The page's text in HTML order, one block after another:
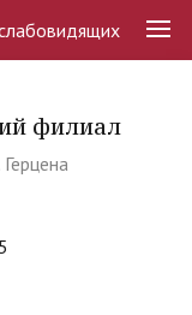
филиал